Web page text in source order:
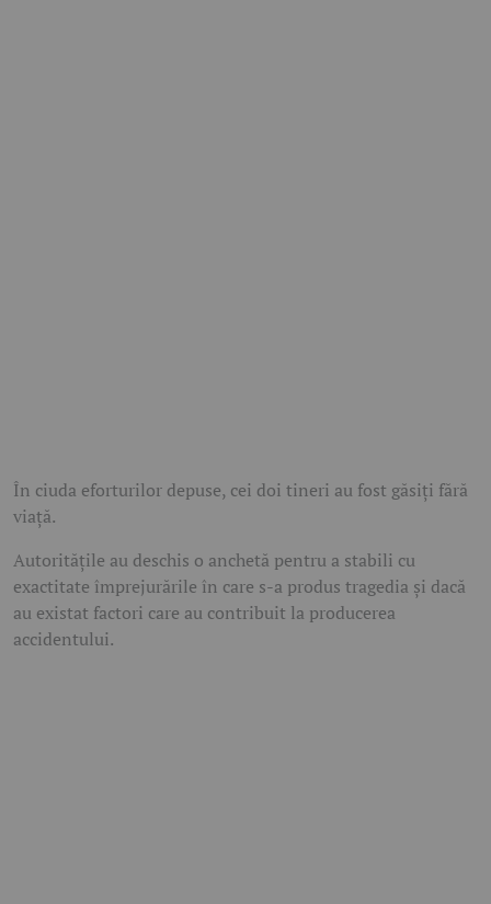
În ciuda eforturilor depuse, cei doi tineri au fost găsiți fără
viață.
Autoritățile au deschis o anchetă pentru a stabili cu
exactitate împrejurările în care s-a produs tragedia și dacă
au existat factori care au contribuit la producerea
accidentului.